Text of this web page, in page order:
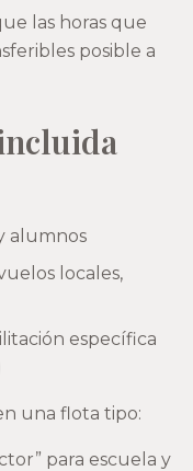
las horas que
posible a
alumnos
locales,
específica
una flota tipo:
para escuela y